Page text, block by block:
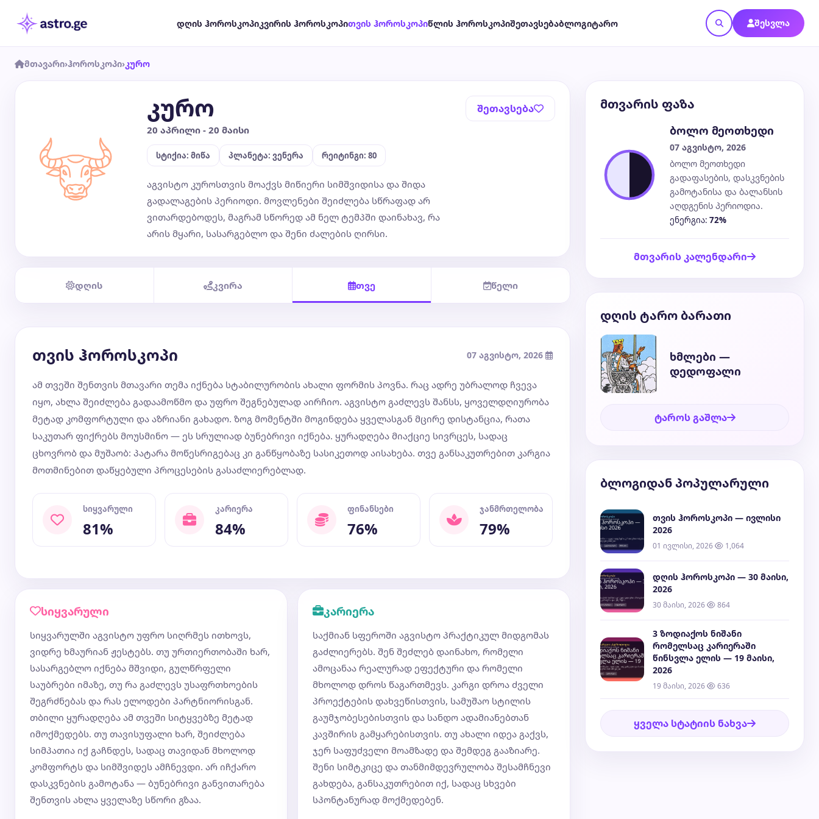
დღის ჰოროსკოპიკვირის ჰოროსკოპითვის ჰოროსკოპიწლის ჰოროსკოპიშეთავსებაბლოგიტარო შესვლა
მთავარი›ჰოროსკოპი›კურო
კურო
20 აპრილი - 20 მაისი
სტიქია: მიწა პლანეტა: ვენერა რეიტინგი: 80
აგვისტო კუროსთვის მოაქვს მიწიერი სიმშვიდისა და შიდა
გადალაგების პერიოდი. მოვლენები შეიძლება სწრაფად არ
ვითარდებოდეს, მაგრამ სწორედ ამ ნელ ტემპში დაინახავ, რა
არის მყარი, სასარგებლო და შენი ძალების ღირსი.
შეთავსება
დღის კვირა თვე წელი
თვის ჰოროსკოპი 07 აგვისტო, 2026
ამ თვეში შენთვის მთავარი თემა იქნება სტაბილურობის ახალი ფორმის პოვნა. რაც ადრე უბრალოდ ჩვევა
იყო, ახლა შეიძლება გადაამოწმო და უფრო შეგნებულად აირჩიო. აგვისტო გაძლევს შანსს, ყოველდღიურობა
მეტად კომფორტული და აზრიანი გახადო. ზოგ მომენტში მოგინდება ყველასგან მცირე დისტანცია, რათა
საკუთარ ფიქრებს მოუსმინო — ეს სრულიად ბუნებრივი იქნება. ყურადღება მიაქციე სივრცეს, სადაც
ცხოვრობ და მუშაობ: პატარა მოწესრიგებაც კი განწყობაზე სასიკეთოდ აისახება. თვე განსაკუთრებით კარგია
მოთმინებით დაწყებული პროცესების გასაძლიერებლად.
სიყვარული
81%
კარიერა
84%
ფინანსები
76%
ჯანმრთელობა
79%
სიყვარული
სიყვარულში აგვისტო უფრო სიღრმეს ითხოვს,
ვიდრე ხმაურიან ჟესტებს. თუ ურთიერთობაში ხარ,
სასარგებლო იქნება მშვიდი, გულწრფელი
საუბრები იმაზე, თუ რა გაძლევს უსაფრთხოების
შეგრძნებას და რას ელოდები პარტნიორისგან.
თბილი ყურადღება ამ თვეში სიტყვებზე მეტად
იმოქმედებს. თუ თავისუფალი ხარ, შეიძლება
სიმპათია იქ გაჩნდეს, სადაც თავიდან მხოლოდ
კომფორტს და სიმშვიდეს ამჩნევდი. არ იჩქარო
დასკვნების გამოტანა — ბუნებრივი განვითარება
შენთვის ახლა ყველაზე სწორი გზაა.
კარიერა
საქმიან სფეროში აგვისტო პრაქტიკულ მიდგომას
გაძლიერებს. შენ შეძლებ დაინახო, რომელი
ამოცანაა რეალურად ეფექტური და რომელი
მხოლოდ დროს წაგართმევს. კარგი დროა ძველი
პროექტების დახვეწისთვის, სამუშაო სტილის
გაუმჯობესებისთვის და სანდო ადამიანებთან
კავშირის გამყარებისთვის. თუ ახალი იდეა გაქვს,
ჯერ საფუძველი მოამზადე და შემდეგ გააზიარე.
შენი სიმტკიცე და თანმიმდევრულობა შესამჩნევი
გახდება, განსაკუთრებით იქ, სადაც სხვები
სპონტანურად მოქმედებენ.
მთვარის ფაზა
ბოლო მეოთხედი
07 აგვისტო, 2026
ბოლო მეოთხედი
გადაფასების, დასკვნების
გამოტანისა და ბალანსის
აღდგენის პერიოდია.
ენერგია: 72%
მთვარის კალენდარი
დღის ტარო ბარათი
ხმლები —
დედოფალი
ტაროს გაშლა
ბლოგიდან პოპულარული
თვის ჰოროსკოპი — ივლისი
2026
01 ივლისი, 2026 1,064
დღის ჰოროსკოპი — 30 მაისი,
2026
30 მაისი, 2026 864
3 ზოდიაქოს ნიშანი
რომელსაც კარიერაში
წინსვლა ელის — 19 მაისი,
2026
19 მაისი, 2026 636
ყველა სტატიის ნახვა